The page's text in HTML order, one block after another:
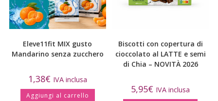
Eleve11fit MIX gusto
Mandarino senza zucchero
1,38€ IVA inclusa
Aggiungi al carrello
Biscotti con copertura di
cioccolato al LATTE e semi
di Chia – NOVITÀ 2026
5,95€ IVA inclusa